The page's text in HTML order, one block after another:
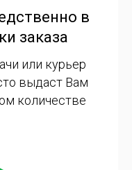
в
заказа
или курьер
выдаст Вам
количестве